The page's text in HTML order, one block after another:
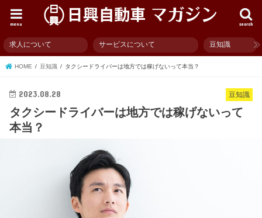
search
menu
求人について サービスについて 豆知識
HOME 豆知識 タクシードライバーは地方では稼げないって本当？
豆知識
2023.08.28
タクシードライバーは地方では稼げないって
本当？